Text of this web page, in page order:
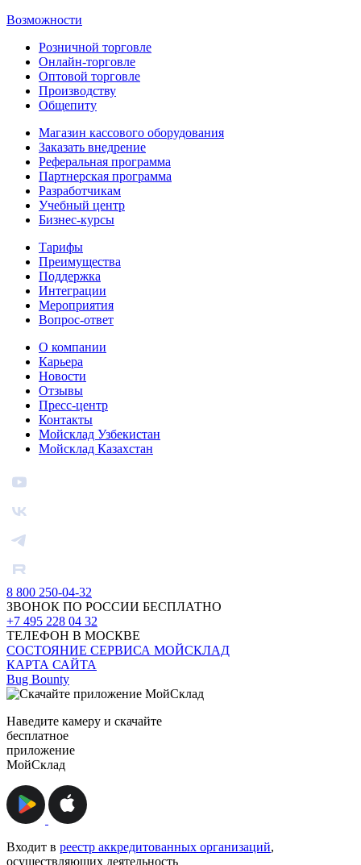
Возможности
Розничной торговле
Онлайн-торговле
Оптовой торговле
Производству
Общепиту
Магазин кассового оборудования
Заказать внедрение
Реферальная программа
Партнерская программа
Разработчикам
Учебный центр
Бизнес‑курсы
Тарифы
Преимущества
Поддержка
Интеграции
Мероприятия
Вопрос-ответ
О компании
Карьера
Новости
Отзывы
Пресс-центр
Контакты
Мойсклад Узбекистан
Мойсклад Казахстан
8 800 250-04-32
ЗВОНОК ПО РОССИИ БЕСПЛАТНО
+7 495 228 04 32
ТЕЛЕФОН В МОСКВЕ
СОСТОЯНИЕ СЕРВИСА МОЙСКЛАД
КАРТА САЙТА
Bug Bounty
Наведите камеру и скачайте
бесплатное
приложение
МойСклад
Входит в реестр аккредитованных организаций,
осуществляющих деятельность